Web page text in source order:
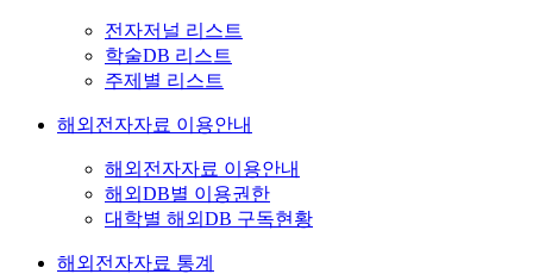
전자저널 리스트
학술DB 리스트
주제별 리스트
해외전자자료 이용안내
해외전자자료 이용안내
해외DB별 이용권한
대학별 해외DB 구독현황
해외전자자료 통계